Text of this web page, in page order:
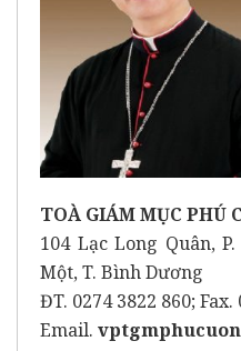
TOÀ GIÁM MỤC PHÚ
104 Lạc Long Quân,
Một, T. Bình Dương
ĐT. 0274 3822 860; Fax.
Email.